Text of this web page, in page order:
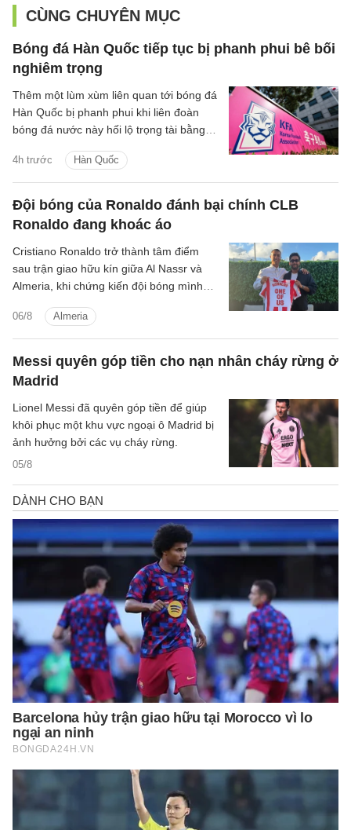
CÙNG CHUYÊN MỤC
Bóng đá Hàn Quốc tiếp tục bị phanh phui bê bối
nghiêm trọng
4h trước Hàn Quốc
Thêm một lùm xùm liên quan tới bóng đá
Hàn Quốc bị phanh phui khi liên đoàn
bóng đá nước này hối lộ trọng tài bằng
Đội bóng của Ronaldo đánh bại chính CLB
Ronaldo đang khoác áo
06/8 Almeria
Cristiano Ronaldo trở thành tâm điểm
sau trận giao hữu kín giữa Al Nassr và
Almeria, khi chứng kiến đội bóng mình
quản.
Messi quyên góp tiền cho nạn nhân cháy rừng ở
Madrid
05/8
Lionel Messi đã quyên góp tiền để giúp
khôi phục một khu vực ngoại ô Madrid bị
ảnh hưởng bởi các vụ cháy rừng.